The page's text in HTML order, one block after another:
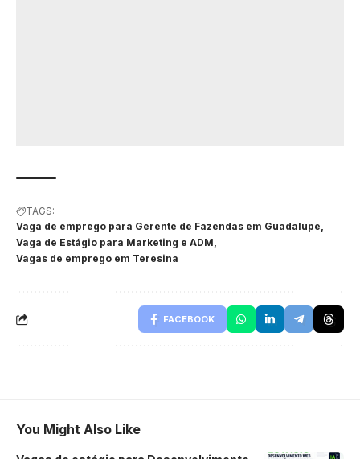
TAGS:
Vaga de emprego para Gerente de Fazendas em Guadalupe
Vaga de Estágio para Marketing e ADM
Vagas de emprego em Teresina
FACEBOOK
You Might Also Like